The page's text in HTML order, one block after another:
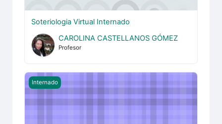
Soteriologia Virtual Internado
CAROLINA CASTELLANOS GÓMEZ
Profesor
Educación Cristiana I Virtual Internado
Internado